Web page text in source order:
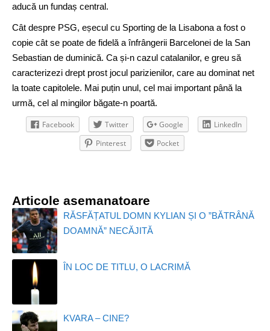
aducă un fundaș central.
Cât despre PSG, eșecul cu Sporting de la Lisabona a fost o
copie cât se poate de fidelă a înfrângerii Barcelonei de la San
Sebastian de duminică. Ca și-n cazul catalanilor, e greu să
caracterizezi drept prost jocul parizienilor, care au dominat net
la toate capitolele. Mai puțin unul, cel mai important până la
urmă, cel al mingilor băgate-n poartă.
Facebook Twitter Google
LinkedIn
Pinterest
Pocket
Articole asemanatoare
RĂSFĂȚATUL DOMN KYLIAN ȘI O ”BĂTRÂNĂ
DOAMNĂ” NECĂJITĂ
ÎN LOC DE TITLU, O LACRIMĂ
KVARA – CINE?